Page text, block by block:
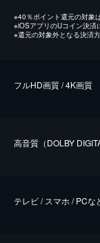
※40％ポイント還元の対象
※iOSアプリのUコイン決済
※還元の対象外となる決済
フルHD画質 / 4K画質
⾼⾳質（DOLBY
テレビ / スマホ / PCな